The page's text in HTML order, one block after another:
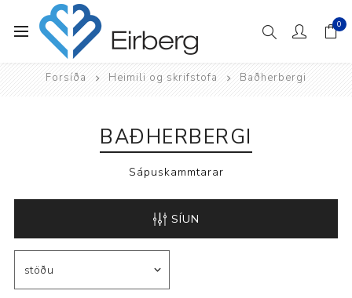
0
Forsíða Heimili og skrifstofa Baðherbergi
BAÐHERBERGI
Sápuskammtarar
SÍUN